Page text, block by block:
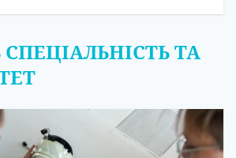
СПЕЦІАЛЬНІСТЬ ТА